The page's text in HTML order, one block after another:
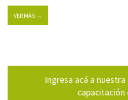
VER MÁS →
Ingresa acá a
capacitación